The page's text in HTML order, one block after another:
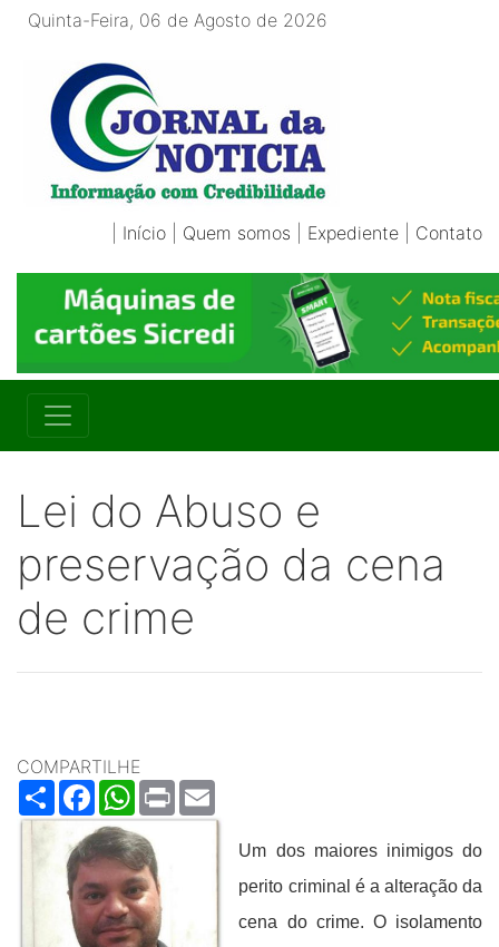
Quinta-Feira, 06 de Agosto de 2026
Início Quem somos Expediente Contato
Lei do Abuso e
preservação da cena
de crime
COMPARTILHE
ShareFacebookWhatsApp
Print
Um dos maiores inimigos do
perito criminal é a alteração da
cena do crime. O isolamento